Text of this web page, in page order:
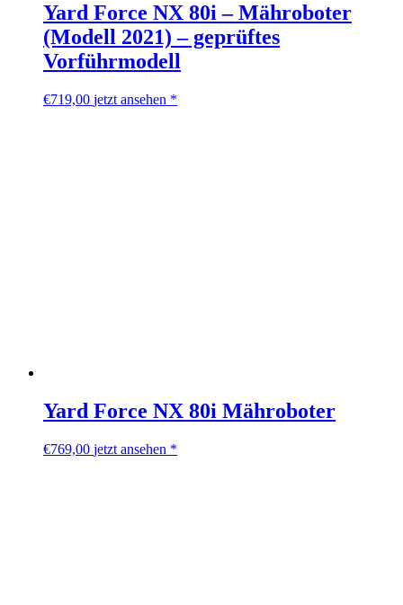
Yard Force NX 80i – Mähroboter
(Modell 2021) – geprüftes
Vorführmodell
€719,00 jetzt ansehen *
Yard Force NX 80i Mähroboter
€769,00 jetzt ansehen *